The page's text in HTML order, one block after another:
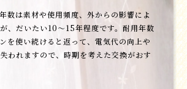
数は素材や使用頻度、外からの影響によ
、だいたい10～15年程度です。耐用年数
を使い続けると返って、電気代の向上や
われますので、時期を考えた交換がおす